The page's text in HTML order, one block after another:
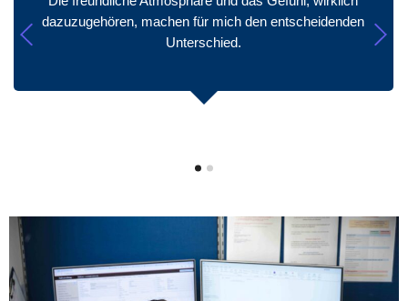
dazuzugehören, machen für mich den entscheidenden
Unterschied.